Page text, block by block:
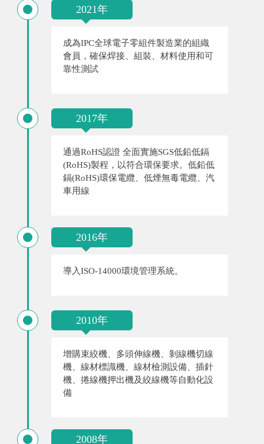
2021年
成為IPC全球電子零組件製造業的組織
會員，確保焊接、組裝、材料使用和可
靠性測試
2017年
通過RoHS認證 全面實施SGS低鉛低鎘
(RoHS)製程，以符合環保要求。低鉛低
鎘(RoHS)環保電纜、低煙無毒電纜、汽
車用線
2016年
導入ISO-14000環境管理系統。
2010年
增購束絞機、多頭伸線機、剝線機切線
機、線材標識機、線材檢測設備、插針
機、捲線機押出機及絞線機等自動化設
備
2008年